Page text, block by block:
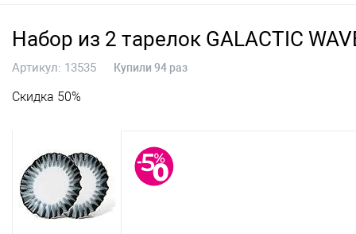
Набор из 2 тарелок GALACTIC
Артикул: 13535 Купили 94 раз
Скидка 50%